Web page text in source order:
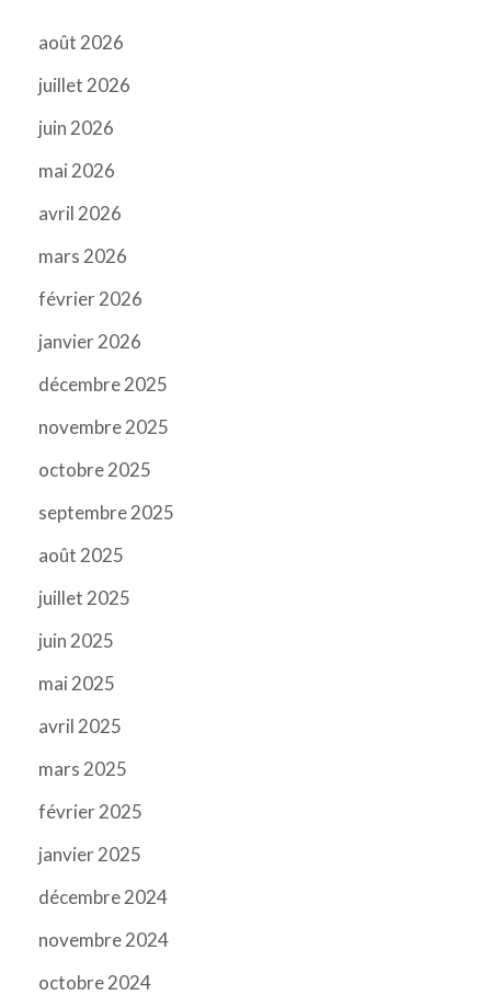
août 2026
juillet 2026
juin 2026
mai 2026
avril 2026
mars 2026
février 2026
janvier 2026
décembre 2025
novembre 2025
octobre 2025
septembre 2025
août 2025
juillet 2025
juin 2025
mai 2025
avril 2025
mars 2025
février 2025
janvier 2025
décembre 2024
novembre 2024
octobre 2024